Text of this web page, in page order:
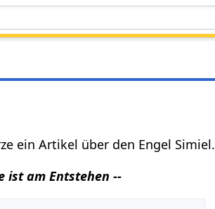
ein Artikel über den Engel Simiel.
ist am Entstehen --